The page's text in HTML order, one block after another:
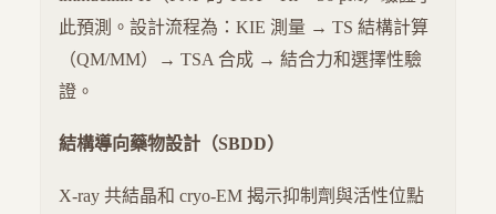
此預測。設計流程為：KIE 測量 → TS 結構計算
（QM/MM）→ TSA 合成 → 結合力和選擇性驗
證。
結構導向藥物設計（SBDD）
X-ray 共結晶和 cryo-EM 揭示抑制劑與活性位點